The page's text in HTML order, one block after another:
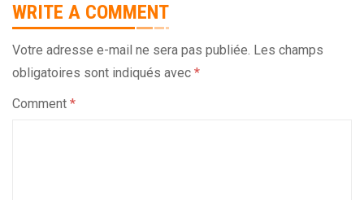
WRITE A COMMENT
Votre adresse e-mail ne sera pas publiée. Les champs
obligatoires sont indiqués avec *
Comment *